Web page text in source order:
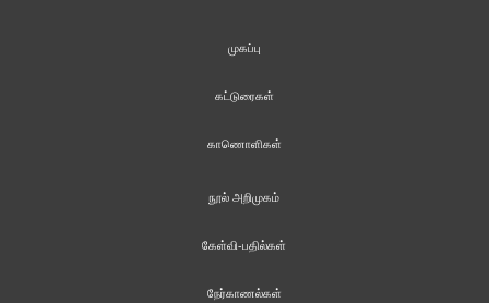
முகப்பு
கட்டுரைகள்
காணொளிகள்
நூல் அறிமுகம்
கேள்வி-பதில்கள்
நேர்காணல்கள்